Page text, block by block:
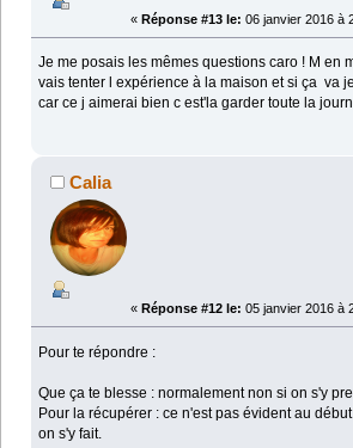
« Réponse #13 le: 06 janvier 2016 à
Je me posais les mêmes questions caro ! M en
vais tenter l expérience à la maison et si ça va
car ce j aimerai bien c est'la garder toute la
Calia
« Réponse #12 le: 05 janvier 2016 à
Pour te répondre :
Que ça te blesse : normalement non si on s'y
Pour la récupérer : ce n'est pas évident au
on s'y fait.